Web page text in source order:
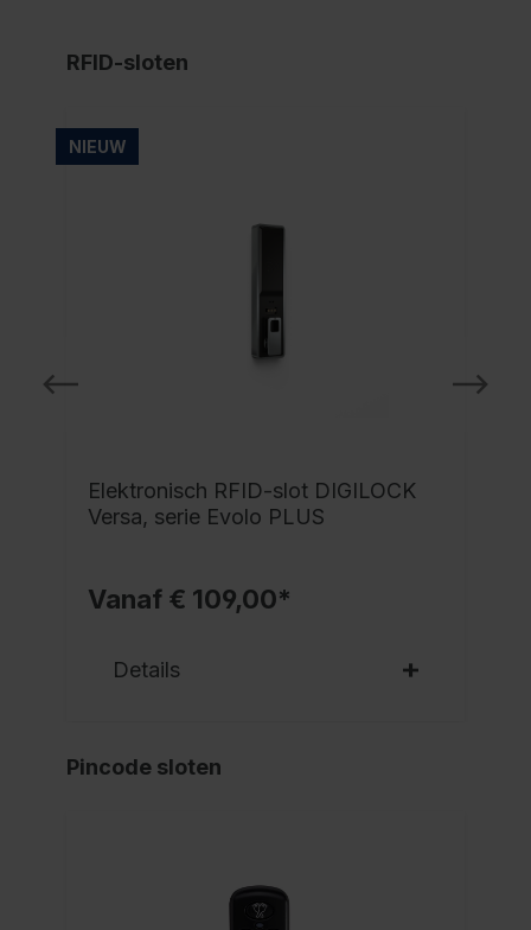
RFID-sloten
NIEUW
Elektronisch RFID-slot DIGILOCK
Versa, serie Evolo PLUS
Vanaf € 109,00*
Details
Pincode sloten